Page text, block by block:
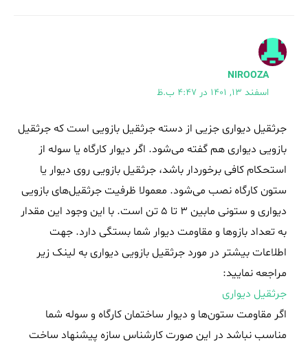
NIROOZA
اسفند 13, 1401 در 4:47 ب.ظ
جرثقیل دیواری جزیی از دسته جرثقیل بازویی است که جرثقیل
بازویی دیواری هم گفته می‌شود. اگر دیوار کارگاه یا سوله از
استحکام کافی برخوردار باشد، جرثقیل بازویی روی دیوار یا
ستون کارگاه نصب می‌شود. معمولا ظرفیت جرثقیل‌های بازویی
دیواری و ستونی مابین ۳ تا ۵ تن است. با این وجود این مقدار
به تعداد بازوها و مقاومت دیوار شما بستگی دارد. جهت
اطلاعات بیشتر در مورد جرثقیل بازویی دیواری به لینک زیر
مراجعه نمایید:
جرثقیل دیواری
اگر مقاومت ستون‌ها و دیوار ساختمان کارگاه و سوله شما
مناسب نباشد در این صورت کارشناس سازه پیشنهاد ساخت